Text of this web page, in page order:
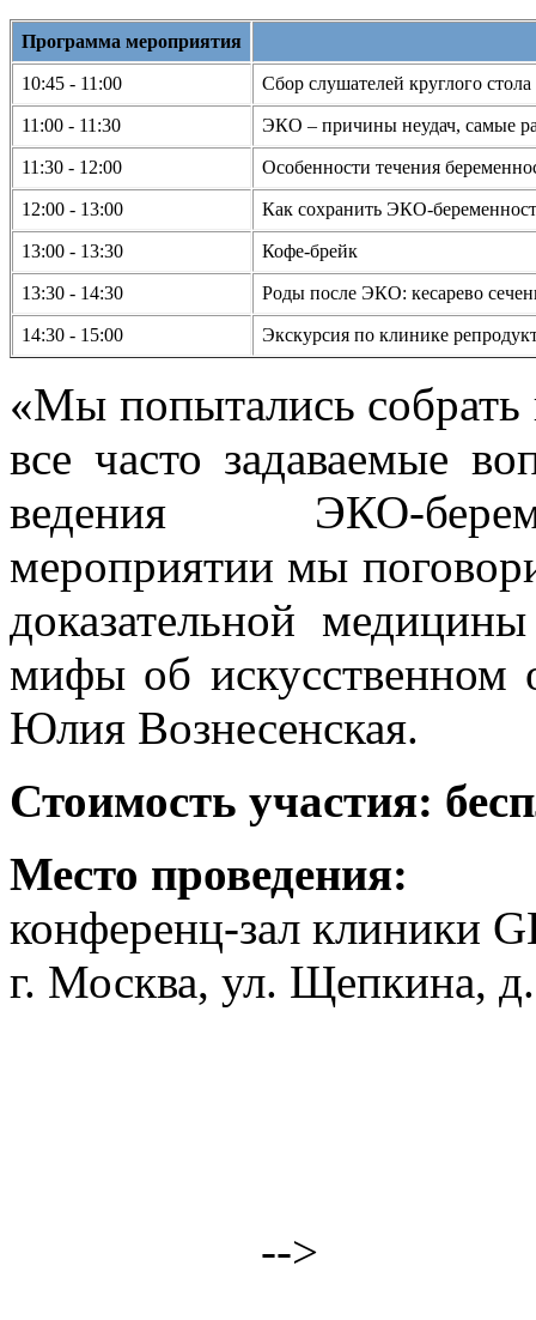
Программа мероприятия
10:45 - 11:00 Сбор слушателей круглого стола
11:00 - 11:30 ЭКО – причины неудач, самые
11:30 - 12:00 Особенности течения
12:00 - 13:00 Как сохранить ЭКО-
13:00 - 13:30 Кофе-брейк
13:30 - 14:30 Роды после ЭКО: кесарево
14:30 - 15:00 Экскурсия по клинике
«Мы попытались
все часто задаваемые
ведения ЭКО-
мероприятии мы
доказательной
мифы об искусственном
Юлия Вознесенская.
Стоимость участия:
Место проведения:
конференц-зал клиники
г. Москва, ул. Щепкина,
-->